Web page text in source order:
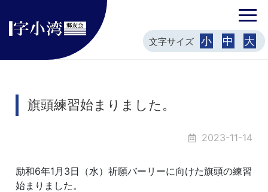
文字サイズ 小 中 大
旗頭練習始まりました。
2023-11-14
励和6年1月3日（水）祈願バーリーに向けた旗頭の練習
始まりました。